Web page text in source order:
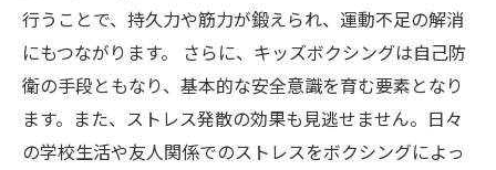
行うことで、持久力や筋力が鍛えられ、運動不足の解消
にもつながります。 さらに、キッズボクシングは自己防
衛の手段ともなり、基本的な安全意識を育む要素となり
ます。また、ストレス発散の効果も見逃せません。日々
の学校生活や友人関係でのストレスをボクシングによっ